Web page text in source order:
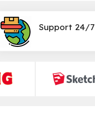
Support 24/7